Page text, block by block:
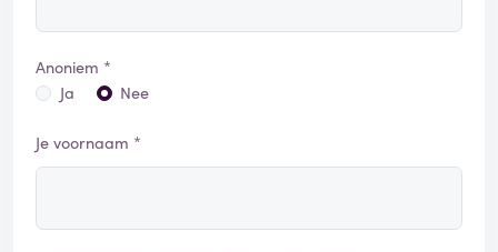
Anoniem *
Ja
Nee
Je voornaam *